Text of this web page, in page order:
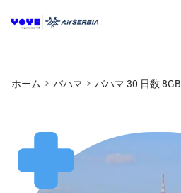
ホーム バハマ バハマ 30 日数 8GB